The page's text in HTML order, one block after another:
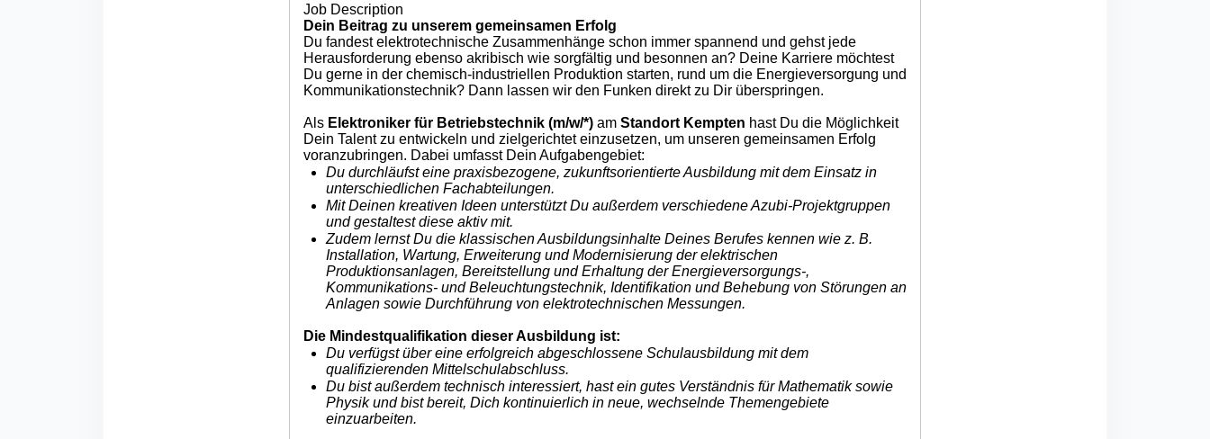
Job Description
Dein Beitrag zu unserem gemeinsamen Erfolg
Du fandest elektrotechnische Zusammenhänge schon immer spannend und gehst jede
Herausforderung ebenso akribisch wie sorgfältig und besonnen an? Deine Karriere möchtest
Du gerne in der chemisch-industriellen Produktion starten, rund um die Energieversorgung und
Kommunikationstechnik? Dann lassen wir den Funken direkt zu Dir überspringen.
Als Elektroniker für Betriebstechnik (m/w/*) am Standort Kempten hast Du die Möglichkeit
Dein Talent zu entwickeln und zielgerichtet einzusetzen, um unseren gemeinsamen Erfolg
voranzubringen. Dabei umfasst Dein Aufgabengebiet:
Du durchläufst eine praxisbezogene, zukunftsorientierte Ausbildung mit dem Einsatz in
unterschiedlichen Fachabteilungen.
Mit Deinen kreativen Ideen unterstützt Du außerdem verschiedene Azubi-Projektgruppen
und gestaltest diese aktiv mit.
Zudem lernst Du die klassischen Ausbildungsinhalte Deines Berufes kennen wie z. B.
Installation, Wartung, Erweiterung und Modernisierung der elektrischen
Produktionsanlagen, Bereitstellung und Erhaltung der Energieversorgungs-,
Kommunikations- und Beleuchtungstechnik, Identifikation und Behebung von Störungen an
Anlagen sowie Durchführung von elektrotechnischen Messungen.
Die Mindestqualifikation dieser Ausbildung ist:
Du verfügst über eine erfolgreich abgeschlossene Schulausbildung mit dem
qualifizierenden Mittelschulabschluss.
Du bist außerdem technisch interessiert, hast ein gutes Verständnis für Mathematik sowie
Physik und bist bereit, Dich kontinuierlich in neue, wechselnde Themengebiete
einzuarbeiten.